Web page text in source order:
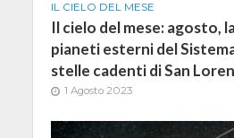
IL CIELO DEL MESE
Il cielo del mese: agosto,
pianeti esterni del
stelle cadenti di San
1 Agosto 2023